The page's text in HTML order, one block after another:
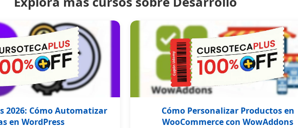
2026: Cómo Automatizar
en WordPress
Cómo Personalizar Productos en
WooCommerce con WowAddons